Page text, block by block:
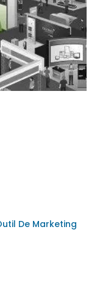
De Marketing